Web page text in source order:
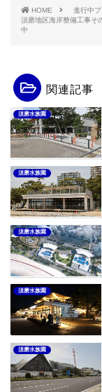
HOME 進行中
須磨地区海岸整備工事そ
中
関連記事
須磨水族園
須磨水族園
須磨水族園
須磨水族園
須磨水族園